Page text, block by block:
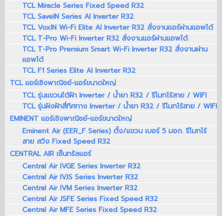
TCL Miracle Series Fixed Speed R32
TCL SaveIN Series AI Inverter R32
TCL VoxIN Wi-Fi Elite AI Inverter R32 สั่งงานแอร์ผ่านแอพได้
TCL T-Pro Wi-Fi Inverter R32 สั่งงานแอร์ผ่านแอพได้
TCL T-Pro Premium Smart Wi-Fi Inverter R32 สั่งงานผ่าน
แอพได้
TCL F1 Series Elite AI Inverter R32
TCL แอร์เชิงพาณิชย์-แอร์ขนาดใหญ่
TCL รุ่นแขวนใต้ฝ้า Inverter / น้ำยา R32 / รีโมทไร้สาย / WIFI
TCL รุ่นฝังฝ้าสี่ทิศทาง Inverter / น้ำยา R32 / รีโมทไร้สาย / WIFI
EMINENT แอร์เชิงพาณิชย์-แอร์ขนาดใหญ่
Eminent Air (EER_F Series) ตั้ง/แขวน เบอร์ 5 มอก. รีโมทไร้
สาย สวิง Fixed Speed R32
CENTRAL AIR เซ็นทรัลแอร์
Central Air IVGE Series Inverter R32
Central Air IVJS Series Inverter R32
Central Air IVM Series Inverter R32
Central Air JSFE Series Fixed Speed R32
Central Air MFE Series Fixed Speed R32